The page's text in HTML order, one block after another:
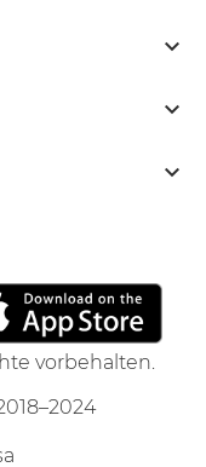



vorbehalten.